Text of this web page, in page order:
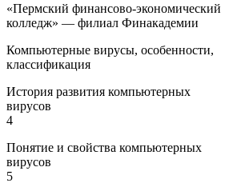
«Пермский финансово-экономический
колледж» — филиал Финакадемии
Компьютерные вирусы, особенности,
классификация
История развития компьютерных
вирусов
4
Понятие и свойства компьютерных
вирусов
5